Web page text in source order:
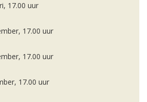
17.00 uur
17.00 uur
17.00 uur
17.00 uur